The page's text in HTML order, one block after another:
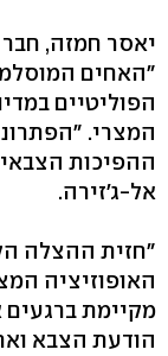
יאסר חמזה,
"האחים
הפוליטיים
המצרי.
ההפיכות
אל-ג'זירה.
"חזית ההצלה
האופוזיציה
מקיימת
הודעת הצבא